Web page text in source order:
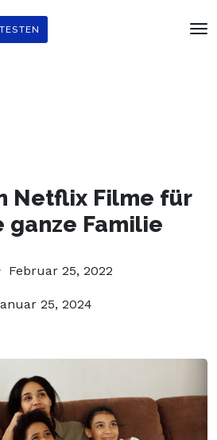
und hol dir
Readers
TESTEN
Netflix Filme für
ganze Familie
Februar 25, 2022
25, 2024